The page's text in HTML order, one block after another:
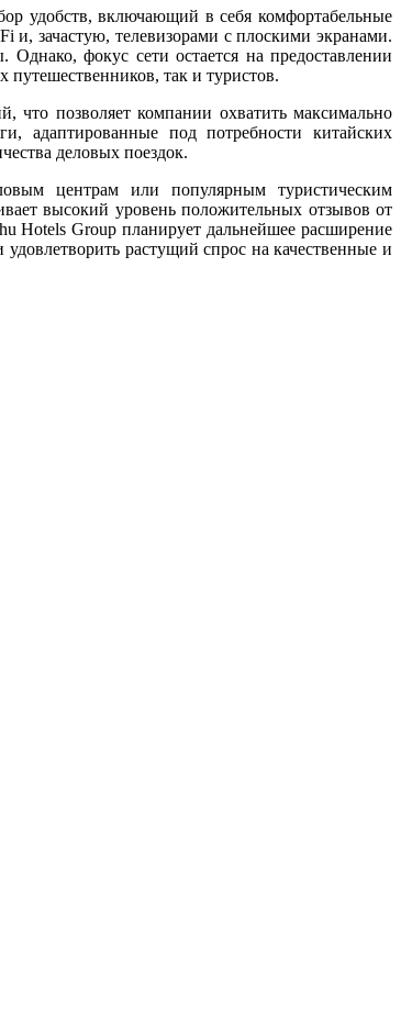
удобств, включающий в себя комфортабельные
зачастую, телевизорами с плоскими экранами.
фокус сети остается на предоставлении
путешественников, так и туристов.
что позволяет компании охватить максимально
адаптированные под потребности китайских
деловых поездок.
центрам или популярным туристическим
высокий уровень положительных отзывов от
Hotels Group планирует дальнейшее расширение
растущий спрос на качественные и